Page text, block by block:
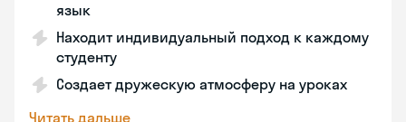
язык
Находит индивидуальный подход к каждому
студенту
Создает дружескую атмосферу на уроках
Читать дальше